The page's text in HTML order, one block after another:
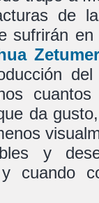
de
sufrirán
Zetumer
da
y
y cuando